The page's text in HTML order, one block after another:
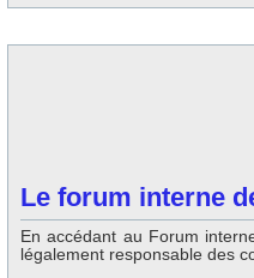
Le forum interne
En accédant au Forum
légalement responsable des